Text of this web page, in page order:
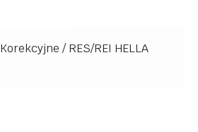
Korekcyjne /RES/REI HELLA